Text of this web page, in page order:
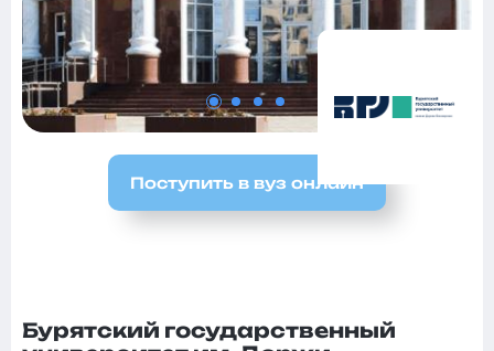
Поступить в вуз онлайн
Бурятский государственный